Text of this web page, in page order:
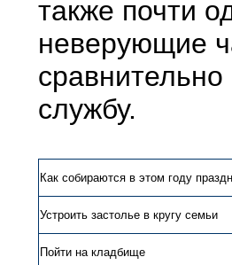
также почти
неверующие
службу.
Как собираются в этом году
Устроить застолье в кругу семьи
Пойти на кладбище